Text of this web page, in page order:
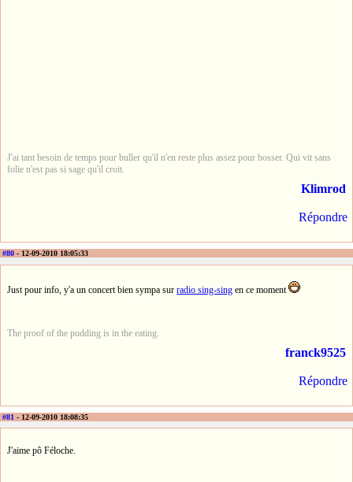
J'ai tant besoin de temps pour buller qu'il n'en reste plus assez pour bosser. Qui vit sans
folie n'est pas si sage qu'il croit.
Klimrod
Répondre
#80 - 12-09-2010 18:05:33
Just pour info, y'a un concert bien sympa sur radio sing-sing en ce moment
The proof of the pudding is in the eating.
franck9525
Répondre
#81 - 12-09-2010 18:08:35
J'aime pô Féloche.